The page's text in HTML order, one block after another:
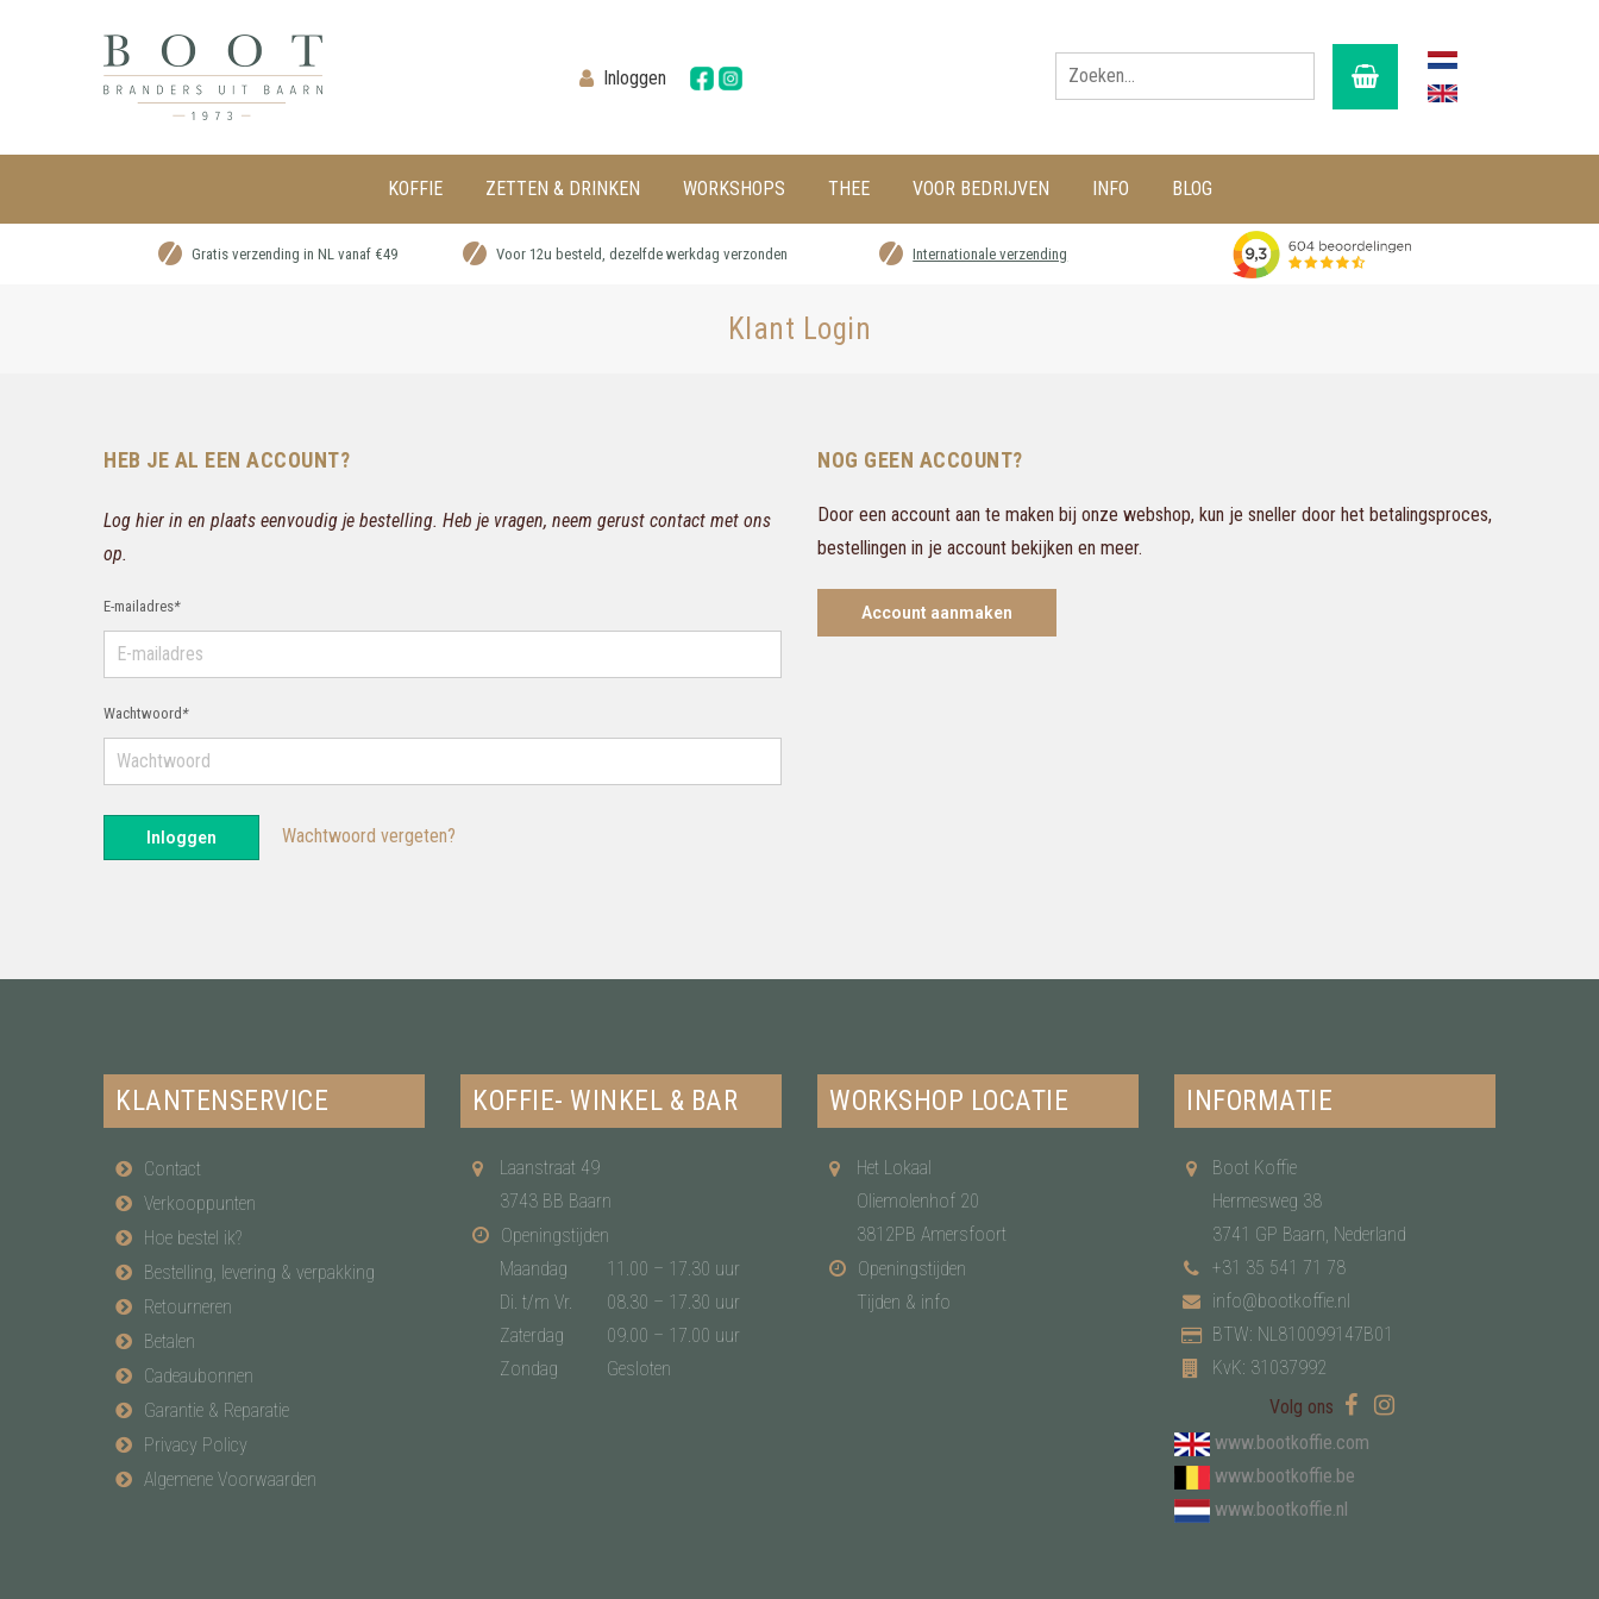
Inloggen
KOFFIE ZETTEN & DRINKEN WORKSHOPS THEE VOOR BEDRIJVEN INFO BLOG
Gratis verzending in NL vanaf €49 Voor 12u besteld, dezelfde werkdag verzonden Internationale verzending
Klant Login
HEB JE AL EEN ACCOUNT?
Log hier in en plaats eenvoudig je bestelling. Heb je vragen, neem gerust contact met ons
op.
E-mailadres*
Wachtwoord *
Inloggen Wachtwoord vergeten?
NOG GEEN ACCOUNT?
Door een account aan te maken bij onze webshop, kun je sneller door het betalingsproces,
bestellingen in je account bekijken en meer.
Account aanmaken
KLANTENSERVICE
Contact
Verkooppunten
Hoe bestel ik?
Bestelling, levering & verpakking
Retourneren
Betalen
Cadeaubonnen
Garantie & Reparatie
Privacy Policy
Algemene Voorwaarden
KOFFIE- WINKEL & BAR
Laanstraat 49
3743 BB Baarn
Openingstijden
Maandag
11.00 – 17.30 uur
Di. t/m Vr.
08.30 – 17.30 uur
Zaterdag
09.00 – 17.00 uur
Zondag
Gesloten
WORKSHOP LOCATIE
Het Lokaal
Oliemolenhof 20
3812PB Amersfoort
Openingstijden
Tijden & info
INFORMATIE
Boot Koffie
Hermesweg 38
3741 GP Baarn, Nederland
+31 35 541 71 78
info@bootkoffie.nl
BTW: NL810099147B01
KvK: 31037992
Volg ons
www.bootkoffie.com
www.bootkoffie.be
www.bootkoffie.nl